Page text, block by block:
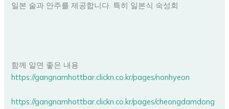
일본 술과 안주를 제공합니다. 특히 일본식 숙성회
함께 알면 좋은 내용
https://gangnamhottbar.clickn.co.kr/pages/nonhyeon
https://gangnamhottbar.clickn.co.kr/pages/cheongdamdong